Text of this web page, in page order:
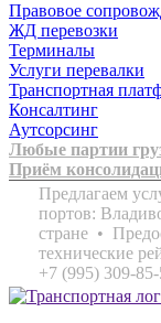
Правовое
ЖД перевозки
Терминалы
Услуги перевалки
Транспортная
Консалтинг
Аутсорсинг
Любые партии
Приём
Предлагаем
портов:
стране •
технические
+7 (995) 309-